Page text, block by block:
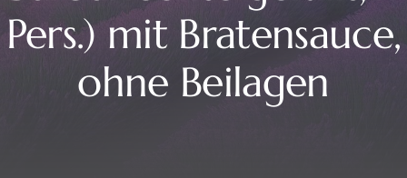
Pers.) mit Bratensauce,
ohne Beilagen